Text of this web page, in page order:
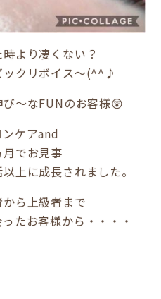
より凄くない？
ックリボイス～(^^♪
～なFUNのお客様😲
ケアand
でお見事
上に成長されました。
ら上級者まで
たお客様から・・・・